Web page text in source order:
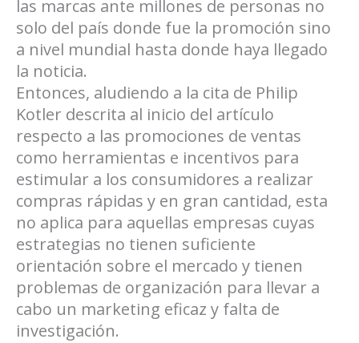
las marcas ante millones de personas no
solo del país donde fue la promoción sino
a nivel mundial hasta donde haya llegado
la noticia.
Entonces, aludiendo a la cita de Philip
Kotler descrita al inicio del artículo
respecto a las promociones de ventas
como herramientas e incentivos para
estimular a los consumidores a realizar
compras rápidas y en gran cantidad, esta
no aplica para aquellas empresas cuyas
estrategias no tienen suficiente
orientación sobre el mercado y tienen
problemas de organización para llevar a
cabo un marketing eficaz y falta de
investigación.